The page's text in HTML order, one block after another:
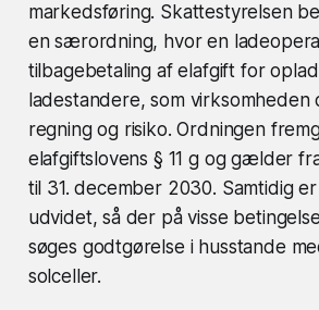
markedsføring. Skattestyrelsen
en særordning, hvor en
tilbagebetaling af elafgift for
ladestandere, som
regning og risiko. Ordningen
elafgiftslovens § 11 g og gælder
til 31. december 2030. Samtidig
udvidet, så der på visse
søges godtgørelse i husstande
solceller.